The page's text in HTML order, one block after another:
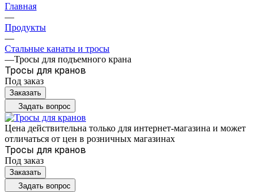
Главная
—
Продукты
—
Стальные канаты и тросы
—Тросы для подъемного крана
Тросы для кранов
Под заказ
Заказать
Задать вопрос
Цена действительна только для интернет-магазина и может
отличаться от цен в розничных магазинах
Тросы для кранов
Под заказ
Заказать
Задать вопрос